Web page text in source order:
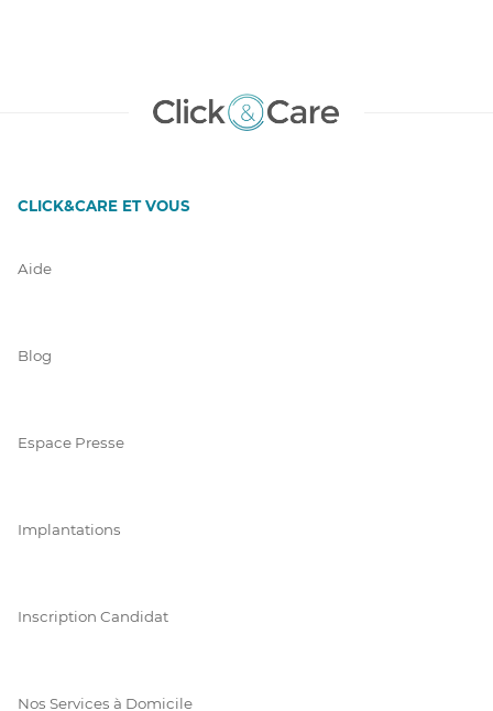
CLICK&CARE ET VOUS
Aide
Blog
Espace Presse
Implantations
Inscription Candidat
Nos Services à Domicile